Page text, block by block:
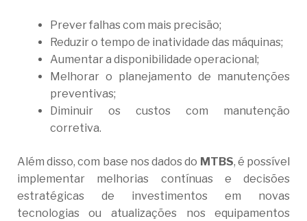
Prever falhas com mais precisão;
Reduzir o tempo de inatividade das máquinas;
Aumentar a disponibilidade operacional;
Melhorar o planejamento de manutenções
preventivas;
Diminuir os custos com manutenção
corretiva.
Além disso, com base nos dados do MTBS, é possível
implementar melhorias contínuas e decisões
estratégicas de investimentos em novas
tecnologias ou atualizações nos equipamentos